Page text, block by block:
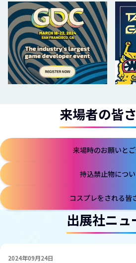
来場者の皆
来場時のお願いと
持込禁止物につ
コスプレをされる皆
出展社ニュ
2024年09月24日